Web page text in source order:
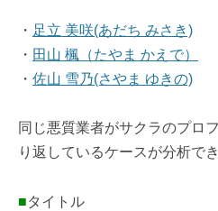
・ 足立 美咲(あだち みさき)
・ 田山 楓（たやま かえで）
・ 佐山 雪乃(さやま ゆきの)
同じ悪質業者がサクラのプロ
り返しているケースが分析でき
■タイトル